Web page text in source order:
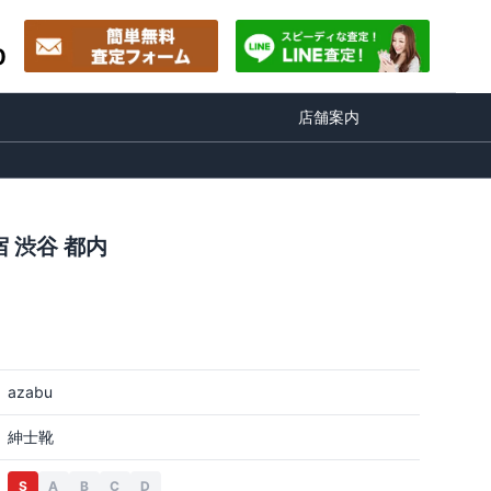
店舗案内
渋谷 都内
azabu
紳士靴
S A B C D